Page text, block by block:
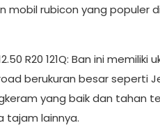
mobil rubicon yang populer
R20 121Q: Ban ini memiliki
berukuran besar seperti
yang baik dan tahan
tajam lainnya.